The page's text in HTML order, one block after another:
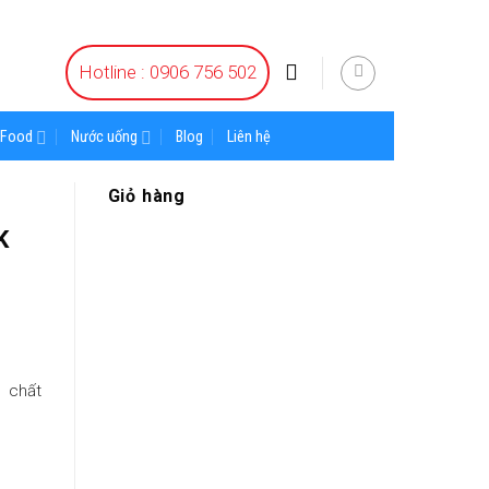
Hotline : 0906 756 502
Food Nước uống Blog Liên hệ
chất
Giỏ hàng